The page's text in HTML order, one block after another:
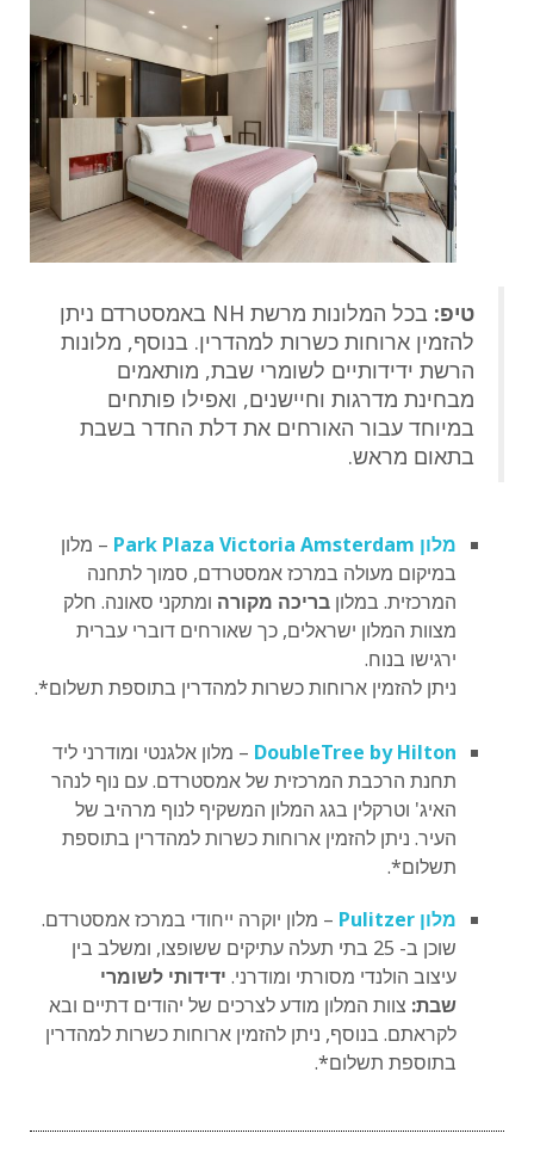
טיפ:
בכל המלונות מרשת NH באמסטרדם ניתן
להזמין ארוחות כשרות למהדרין. בנוסף, מלונות
הרשת ידידותיים לשומרי שבת, מותאמים
מבחינת מדרגות וחיישנים, ואפילו פותחים
במיוחד עבור האורחים את דלת החדר בשבת
בתאום מראש.
מלון Park Plaza Victoria Amsterdam
– מלון
במיקום מעולה במרכז אמסטרדם, סמוך לתחנה
המרכזית. במלון בריכה מקורה ומתקני סאונה. חלק
מצוות המלון ישראלים, כך שאורחים דוברי עברית
ירגישו בנוח.
ניתן להזמין ארוחות כשרות למהדרין בתוספת תשלום*.
DoubleTree by Hilton – מלון אלגנטי ומודרני ליד
תחנת הרכבת המרכזית של אמסטרדם. עם נוף לנהר
האיג' וטרקלין בגג המלון המשקיף לנוף מרהיב של
העיר. ניתן להזמין ארוחות כשרות למהדרין בתוספת
תשלום*.
מלון Pulitzer
– מלון יוקרה ייחודי במרכז אמסטרדם.
שוכן ב- 25 בתי תעלה עתיקים ששופצו, ומשלב בין
עיצוב הולנדי מסורתי ומודרני. ידידותי לשומרי
שבת: צוות המלון מודע לצרכים של יהודים דתיים ובא
לקראתם. בנוסף, ניתן להזמין ארוחות כשרות למהדרין
בתוספת תשלום*.